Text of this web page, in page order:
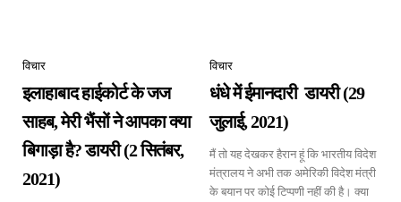
विचार
इलाहाबाद हाईकोर्ट के जज
साहब, मेरी भैंसों ने आपका क्या
बिगाड़ा है? डायरी (2 सितंबर,
2021)
विचार
धंधे में ईमानदारी डायरी (29
जुलाई, 2021)
मैं तो यह देखकर हैरान हूं कि भारतीय विदेश
मंत्रालय ने अभी तक अमेरिकी विदेश मंत्री
के बयान पर कोई टिप्पणी नहीं की है। क्या